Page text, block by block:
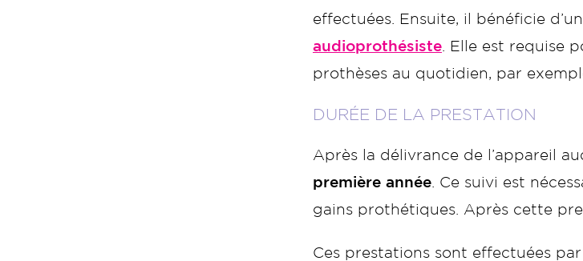
effectuées. Ensuite, il bénéficie
audioprothésiste . Elle est requise
prothèses au quotidien, par
DURÉE DE LA PRESTATION
Après la délivrance de l’appareil
première année . Ce suivi est
gains prothétiques. Après cette
Ces prestations sont effectuées